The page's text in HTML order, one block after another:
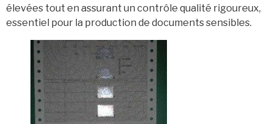
élevées tout en assurant un contrôle qualité rigoureux,
essentiel pour la production de documents sensibles.